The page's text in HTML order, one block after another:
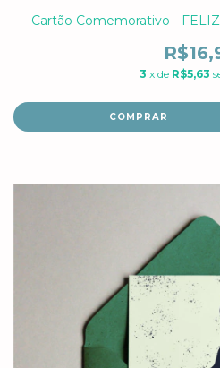
Cartão Comemorativo -
3 x de R$5,63